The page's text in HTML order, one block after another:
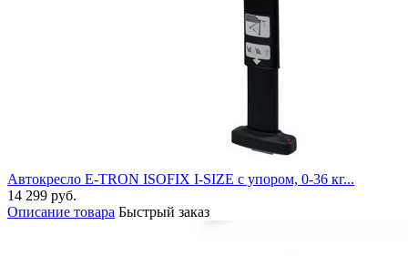
Автокресло E-TRON ISOFIX I-SIZE с упором, 0-36 кг...
14 299 руб.
Описание товара Быстрый заказ